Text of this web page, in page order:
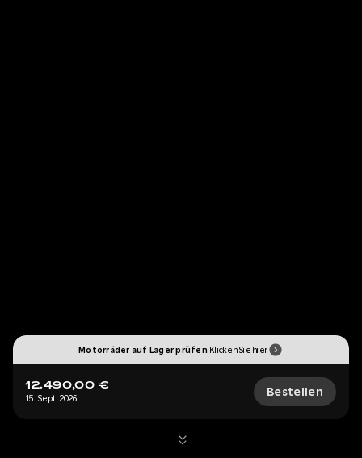
Motorräder auf Lager prüfen Klicken Sie hier
12.490,00 €
15. Sept. 2026 Bestellen